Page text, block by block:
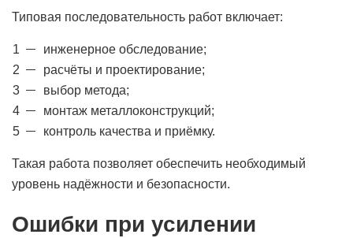
Типовая последовательность работ включает:
инженерное обследование;
расчёты и проектирование;
выбор метода;
монтаж металлоконструкций;
контроль качества и приёмку.
Такая работа позволяет обеспечить необходимый
уровень надёжности и безопасности.
Ошибки при усилении